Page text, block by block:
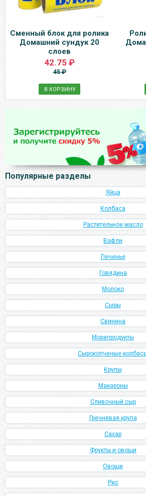
Сменный блок для ролика
Домашний сундук 20
слоев
42.75 ₽
45 ₽
В КОРЗИНУ
Популярные разделы
Яйца
Колбаса
Растительное масло
Вафли
Печенье
Говядина
Молоко
Сыры
Свинина
Морепродукты
Сырокопченые
Крупы
Макароны
Сливочный сыр
Гречневая крупа
Сахар
Фрукты и овощи
Овощи
Рис